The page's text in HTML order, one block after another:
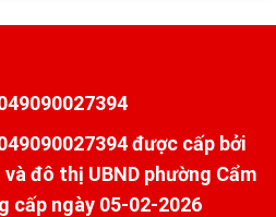
được cấp bởi
đô thị UBND phường Cẩm
cấp ngày 05-02-2026